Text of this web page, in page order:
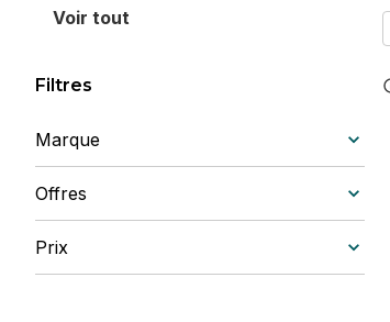
Voir tout
Filtres
Marque
Offres
Prix